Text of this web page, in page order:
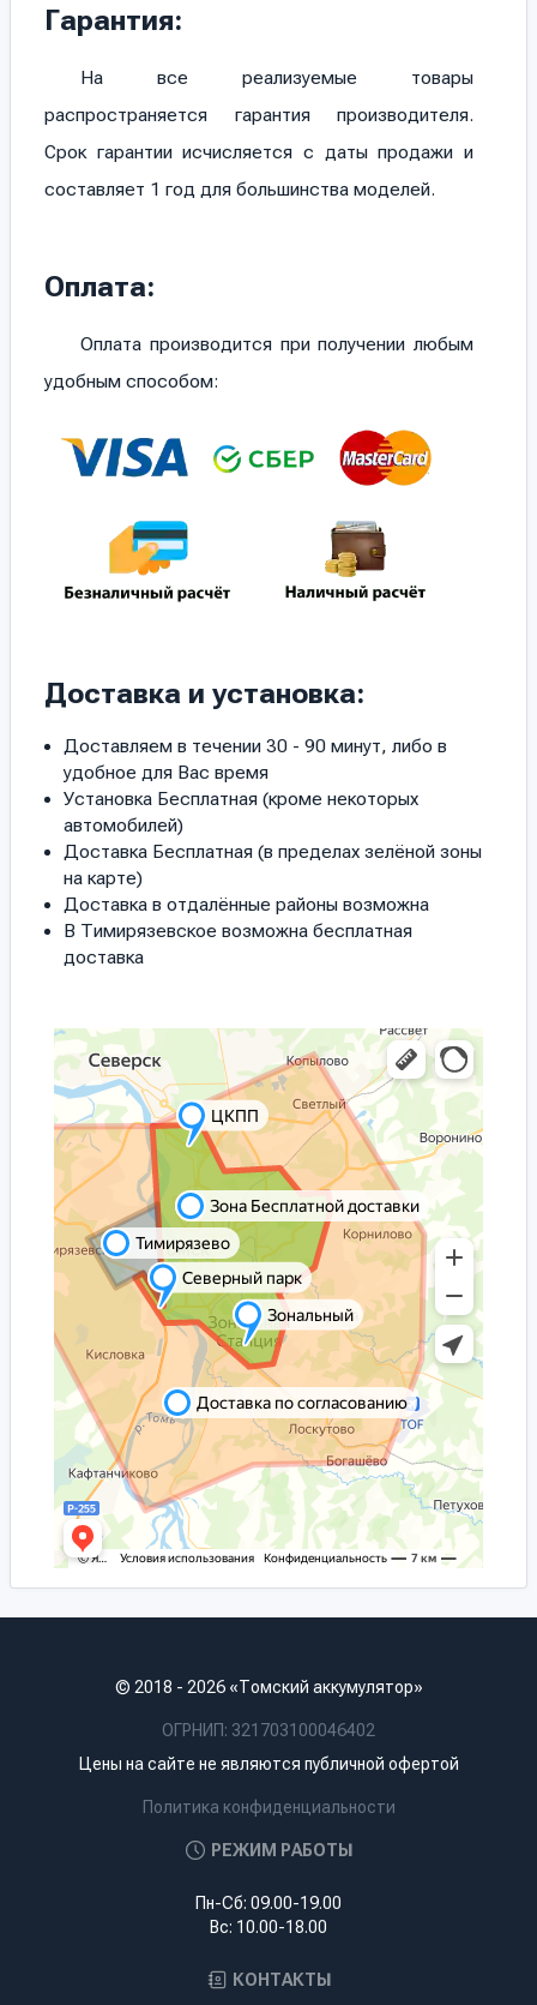
Гарантия:
На все реализуемые товары
распространяется гарантия производителя.
Срок гарантии исчисляется с даты продажи и
составляет 1 год для большинства моделей.
Оплата:
Оплата производится при получении любым
удобным способом:
Доставка и установка:
Доставляем в течении 30 - 90 минут, либо в
удобное для Вас время
Установка Бесплатная (кроме некоторых
автомобилей)
Доставка Бесплатная (в пределах зелёной зоны
на карте)
Доставка в отдалённые районы возможна
В Тимирязевское возможна бесплатная
доставка
© 2018 - 2026 «Томский аккумулятор»
ОГРНИП: 321703100046402
Цены на сайте не являются публичной офертой
Политика конфиденциальности
РЕЖИМ РАБОТЫ
Пн-Сб: 09.00-19.00
Вс: 10.00-18.00
КОНТАКТЫ